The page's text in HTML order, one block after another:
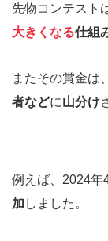
先物コンテスト
大きくなる仕組
またその賞金は、
者などに山分け
例えば、2024年
加 しました。